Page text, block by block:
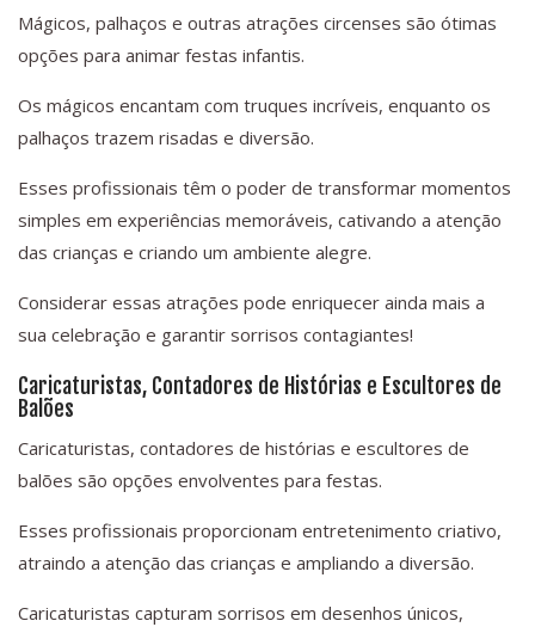
Mágicos, palhaços e outras atrações circenses são ótimas
opções para animar festas infantis.
Os mágicos encantam com truques incríveis, enquanto os
palhaços trazem risadas e diversão.
Esses profissionais têm o poder de transformar momentos
simples em experiências memoráveis, cativando a atenção
das crianças e criando um ambiente alegre.
Considerar essas atrações pode enriquecer ainda mais a
sua celebração e garantir sorrisos contagiantes!
Caricaturistas, Contadores de Histórias e Escultores de
Balões
Caricaturistas, contadores de histórias e escultores de
balões são opções envolventes para festas.
Esses profissionais proporcionam entretenimento criativo,
atraindo a atenção das crianças e ampliando a diversão.
Caricaturistas capturam sorrisos em desenhos únicos,